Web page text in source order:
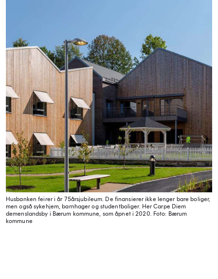
Husbanken feirer i år 75årsjubileum. De finansierer ikke lenger bare boliger,
men også sykehjem, barnhager og studentboliger. Her Carpe Diem
demenslandsby i Bærum kommune, som åpnet i 2020. Foto: Bærum
kommune